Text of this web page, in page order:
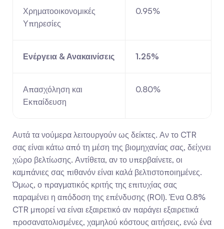
Χρηματοοικονομικές
Υπηρεσίες
0.95%
Ενέργεια & Ανακαινίσεις 1.25%
Απασχόληση και
Εκπαίδευση
0.80%
Αυτά τα νούμερα λειτουργούν ως δείκτες. Αν το CTR
σας είναι κάτω από τη μέση της βιομηχανίας σας, δείχνει
χώρο βελτίωσης. Αντίθετα, αν το υπερβαίνετε, οι
καμπάνιες σας πιθανόν είναι καλά βελτιστοποιημένες.
Όμως, ο πραγματικός κριτής της επιτυχίας σας
παραμένει η απόδοση της επένδυσης (ROI). Ένα 0.8%
CTR μπορεί να είναι εξαιρετικό αν παράγει εξαιρετικά
προσανατολισμένες, χαμηλού κόστους αιτήσεις, ενώ ένα